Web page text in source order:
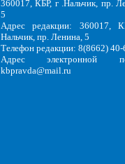
360017, КБР, г .Нальчик, пр.
5
Адрес редакции: 360017,
Нальчик, пр. Ленина, 5
Телефон редакции: 8(8662)
Адрес электронной
kbpravda@mail.ru